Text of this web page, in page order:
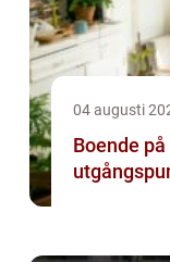
04 augusti
Boende